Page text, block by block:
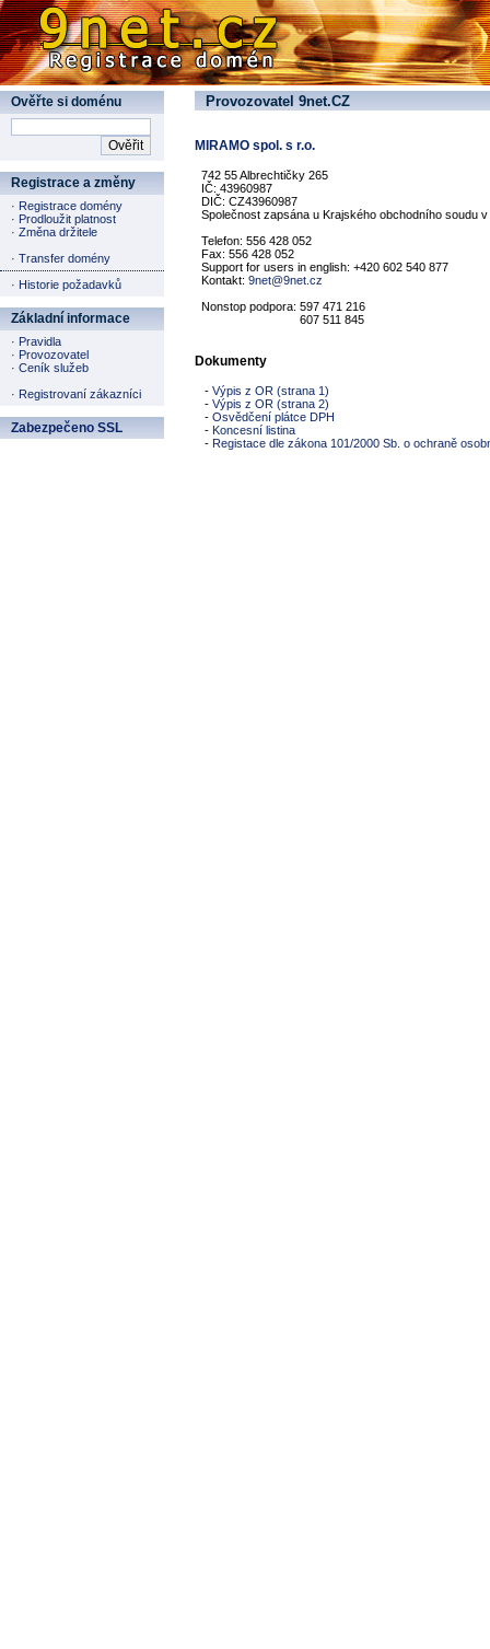
Ověřte si doménu
Registrace a změny
· Registrace domény
· Prodloužit platnost
· Změna držitele
· Transfer domény
· Historie požadavků
Základní informace
· Pravidla
· Provozovatel
· Ceník služeb
· Registrovaní zákazníci
Zabezpečeno SSL
Provozovatel 9net.CZ
MIRAMO spol. s r.o.
  742 55 Albrechtičky 265
  IČ: 43960987
  DIČ: CZ43960987
Společnost zapsána u Krajského obchodního soudu v
  Telefon: 556 428 052
  Fax: 556 428 052
  Support for users in english: +420 602 540 877
  Kontakt:
9net@9net.cz
  Nonstop podpora: 597 471 216
Dokumenty
   -
Výpis z OR (strana 1)
   -
Výpis z OR (strana 2)
   -
Osvědčení plátce DPH
   -
Koncesní listina
   -
Registace dle zákona 101/2000 Sb. o ochraně